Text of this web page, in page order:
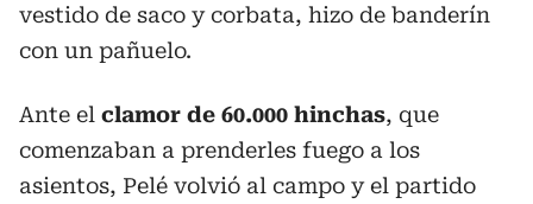
vestido de saco y corbata, hizo de banderín
con un pañuelo.
Ante el clamor de 60.000 hinchas, que
comenzaban a prenderles fuego a los
asientos, Pelé volvió al campo y el partido